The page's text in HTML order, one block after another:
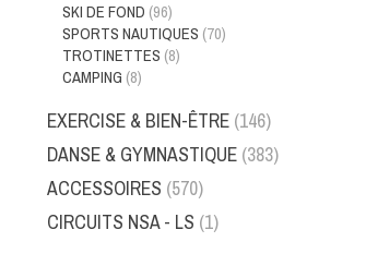
SKI DE FOND (96)
SPORTS NAUTIQUES (70)
TROTINETTES (8)
CAMPING (8)
EXERCISE & BIEN-ÊTRE (146)
DANSE & GYMNASTIQUE (383)
ACCESSOIRES (570)
CIRCUITS NSA - LS (1)